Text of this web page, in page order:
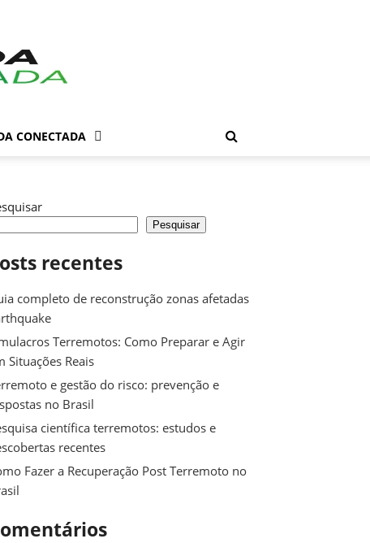
CONECTADA
Pesquisar
recentes
completo de reconstrução zonas afetadas
Terremotos: Como Preparar e Agir
Situações Reais
e gestão do risco: prevenção e
no Brasil
científica terremotos: estudos e
recentes
Fazer a Recuperação Post Terremoto no